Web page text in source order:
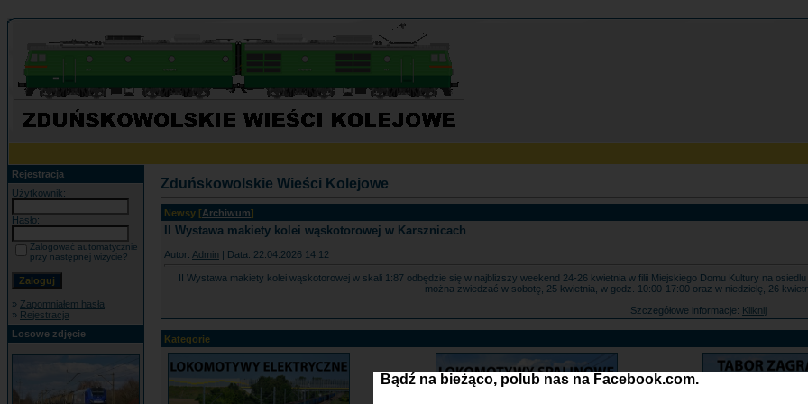
Rejestracja
Użytkownik:
Hasło:
Zalogować automatycznie
przy następnej wizycie?
» Zapomniałem hasła
» Rejestracja
Losowe zdjęcie
Zduńskowolskie Wieści Kolejowe
Newsy [Archiwum]
II Wystawa makiety kolei wąskotorowej w Karsznicach
Autor: Admin | Data: 22.04.2026 14:12
II Wystawa makiety kolei wąskotorowej w skali 1:87 odbędzie się w najblizszy weekend 24-26 kwietnia w filii Miejskiego Domu Kultury na
można zwiedzać w sobotę, 25 kwietnia, w godz. 10:00-17:00 oraz w niedzielę, 26
Szczegółowe informacje: Kliknij
Kategorie
Bądź na bieżąco, polub nas na Facebook.com.